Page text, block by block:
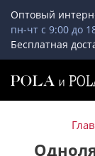
Оптовый
пн-чт с 9:00 до
Бесплатная